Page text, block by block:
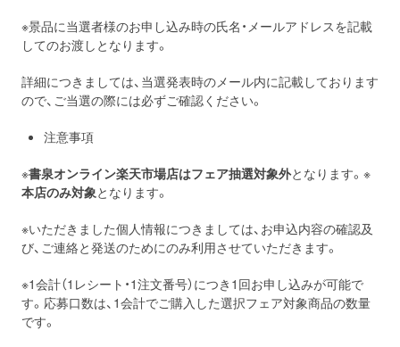
※景品に当選者様のお申し込み時の氏名・メールアドレスを記載
してのお渡しとなります。
詳細につきましては、当選発表時のメール内に記載しております
ので、ご当選の際には必ずご確認ください。
注意事項
※書泉オンライン楽天市場店はフェア抽選対象外となります。※
本店のみ対象となります。
※いただきました個人情報につきましては、お申込内容の確認及
び、ご連絡と発送のためにのみ利用させていただきます。
※1会計（1レシート・1注文番号）につき1回お申し込みが可能で
す。応募口数は、1会計でご購入した選択フェア対象商品の数量
です。